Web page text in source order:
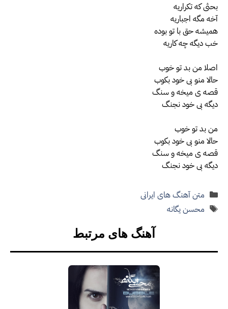
بحثی که تکراریه
آخه مگه اجباریه
همیشه حق با تو بوده
خب دیگه چه کاریه
اصلا من بد تو خوب
حالا منو بی خود بکوب
قصه ی میخه و سنگ
دیگه بی خود نجنگ
من بد تو خوب
حالا منو بی خود بکوب
قصه ی میخه و سنگ
دیگه بی خود نجنگ
دسته‌ها
متن آهنگ های ایرانی
برچسب‌ها
محسن یگانه
آهنگ های مرتبط